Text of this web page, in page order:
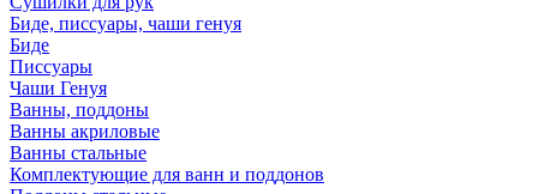
Биде, писсуары, чаши генуя
Биде
Писсуары
Чаши Генуя
Ванны, поддоны
Ванны акриловые
Ванны стальные
Комплектующие для ванн и поддонов